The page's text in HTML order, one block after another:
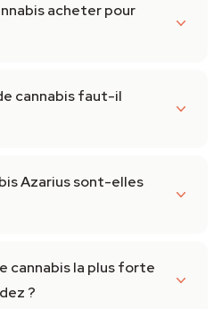
acheter pour
cannabis faut-il
Azarius sont-elles
cannabis la plus forte
?